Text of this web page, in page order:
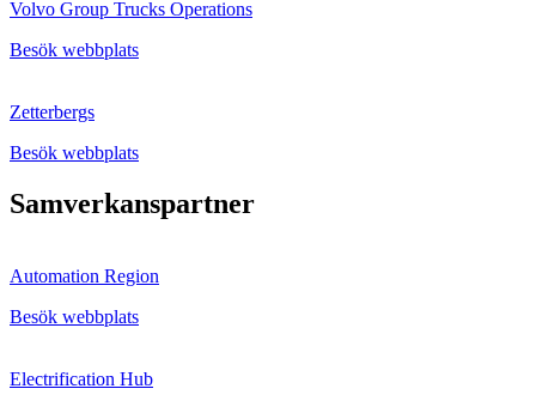
Volvo Group Trucks Operations
Besök webbplats
Zetterbergs
Besök webbplats
Samverkanspartner
Automation Region
Besök webbplats
Electrification Hub